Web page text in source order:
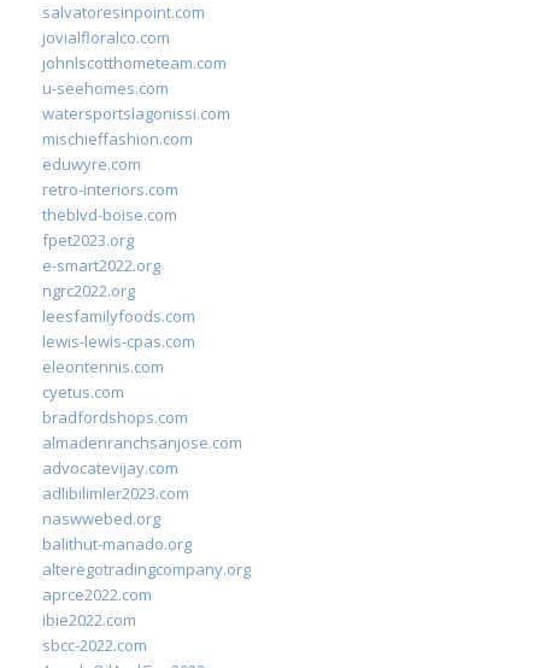
salvatoresinpoint.com
jovialfloralco.com
johnlscotthometeam.com
u-seehomes.com
watersportslagonissi.com
mischieffashion.com
eduwyre.com
retro-interiors.com
theblvd-boise.com
fpet2023.org
e-smart2022.org
ngrc2022.org
leesfamilyfoods.com
lewis-lewis-cpas.com
eleontennis.com
cyetus.com
bradfordshops.com
almadenranchsanjose.com
advocatevijay.com
adlibilimler2023.com
naswwebed.org
balithut-manado.org
alteregotradingcompany.org
aprce2022.com
ibie2022.com
sbcc-2022.com